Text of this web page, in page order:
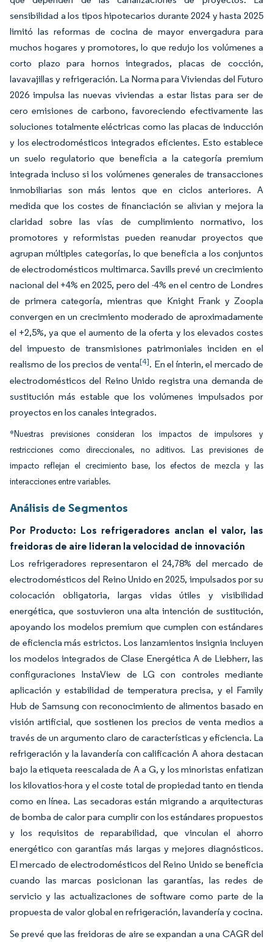
sensibilidad a los tipos hipotecarios durante 2024 y hasta 2025
limitó las reformas de cocina de mayor envergadura para
muchos hogares y promotores, lo que redujo los volúmenes a
corto plazo para hornos integrados, placas de cocción,
lavavajillas y refrigeración. La Norma para Viviendas del Futuro
2026 impulsa las nuevas viviendas a estar listas para ser de
cero emisiones de carbono, favoreciendo efectivamente las
soluciones totalmente eléctricas como las placas de inducción
y los electrodomésticos integrados eficientes. Esto establece
un suelo regulatorio que beneficia a la categoría premium
integrada incluso si los volúmenes generales de transacciones
inmobiliarias son más lentos que en ciclos anteriores. A
medida que los costes de financiación se alivian y mejora la
claridad sobre las vías de cumplimiento normativo, los
promotores y reformistas pueden reanudar proyectos que
agrupan múltiples categorías, lo que beneficia a los conjuntos
de electrodomésticos multimarca. Savills prevé un crecimiento
nacional del +4% en 2025, pero del -4% en el centro de Londres
de primera categoría, mientras que Knight Frank y Zoopla
convergen en un crecimiento moderado de aproximadamente
el +2,5%, ya que el aumento de la oferta y los elevados costes
del impuesto de transmisiones patrimoniales inciden en el
realismo de los precios de venta[4]. En el ínterin, el mercado de
electrodomésticos del Reino Unido registra una demanda de
sustitución más estable que los volúmenes impulsados por
proyectos en los canales integrados.
*Nuestras previsiones consideran los impactos de impulsores y
restricciones como direccionales, no aditivos. Las previsiones de
impacto reflejan el crecimiento base, los efectos de mezcla y las
interacciones entre variables.
Análisis de Segmentos
Por Producto: Los refrigeradores anclan el valor, las
freidoras de aire lideran la velocidad de innovación
Los refrigeradores representaron el 24,78% del mercado de
electrodomésticos del Reino Unido en 2025, impulsados por su
colocación obligatoria, largas vidas útiles y visibilidad
energética, que sostuvieron una alta intención de sustitución,
apoyando los modelos premium que cumplen con estándares
de eficiencia más estrictos. Los lanzamientos insignia incluyen
los modelos integrados de Clase Energética A de Liebherr, las
configuraciones InstaView de LG con controles mediante
aplicación y estabilidad de temperatura precisa, y el Family
Hub de Samsung con reconocimiento de alimentos basado en
visión artificial, que sostienen los precios de venta medios a
través de un argumento claro de características y eficiencia. La
refrigeración y la lavandería con calificación A ahora destacan
bajo la etiqueta reescalada de A a G, y los minoristas enfatizan
los kilovatios-hora y el coste total de propiedad tanto en tienda
como en línea. Las secadoras están migrando a arquitecturas
de bomba de calor para cumplir con los estándares propuestos
y los requisitos de reparabilidad, que vinculan el ahorro
energético con garantías más largas y mejores diagnósticos.
El mercado de electrodomésticos del Reino Unido se beneficia
cuando las marcas posicionan las garantías, las redes de
servicio y las actualizaciones de software como parte de la
propuesta de valor global en refrigeración, lavandería y cocina.
Se prevé que las freidoras de aire se expandan a una CAGR del